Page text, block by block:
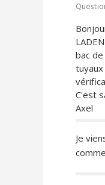
bac
C'est
Axel
Je